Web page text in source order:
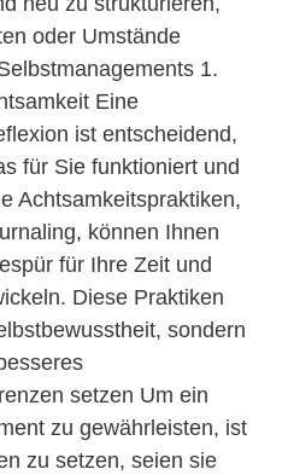
oder Umstände
1.
Eine
ist entscheidend,
für Sie funktioniert und
Achtsamkeitspraktiken,
können Ihnen
für Ihre Zeit und
Diese Praktiken
sondern
setzen Um ein
zu gewährleisten, ist
zu setzen, seien sie